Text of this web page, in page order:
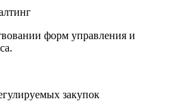
форм управления и
закупок